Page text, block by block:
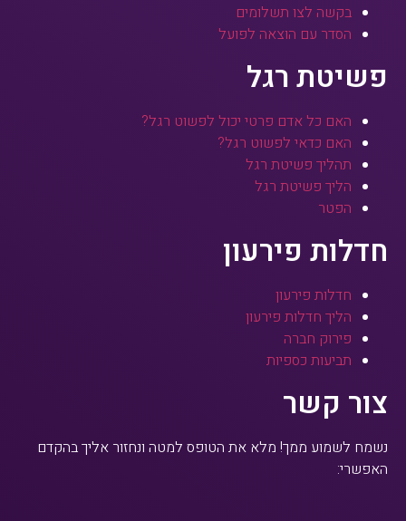
בקשה לצו תשלומים
הסדר עם הוצאה לפועל
פשיטת רגל
האם כל אדם פרטי יכול לפשוט רגל?
האם כדאי לפשוט רגל?
תהליך פשיטת רגל
הליך פשיטת רגל
הפטר
חדלות פירעון
חדלות פירעון
הליך חדלות פירעון
פירוק חברה
תביעות כספיות
צור קשר
נשמח לשמוע ממך! מלא את הטופס למטה ונחזור אליך בהקדם
האפשרי: